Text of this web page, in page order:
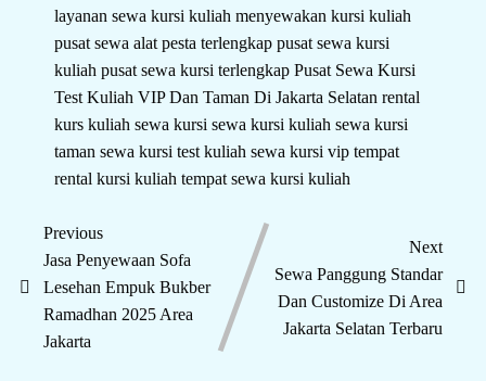
layanan sewa kursi kuliahmenyewakan kursi kuliah
pusat sewa alat pesta terlengkappusat sewa kursi
kuliahpusat sewa kursi terlengkapPusat Sewa Kursi
Test Kuliah VIP Dan Taman Di Jakarta Selatanrental
kurs kuliahsewa kursisewa kursi kuliahsewa kursi
tamansewa kursi test kuliahsewa kursi viptempat
rental kursi kuliahtempat sewa kursi kuliah
Previous
Jasa Penyewaan Sofa
Lesehan Empuk Bukber
Ramadhan 2025 Area
Jakarta
Next
Sewa Panggung Standar
Dan Customize Di Area
Jakarta Selatan Terbaru